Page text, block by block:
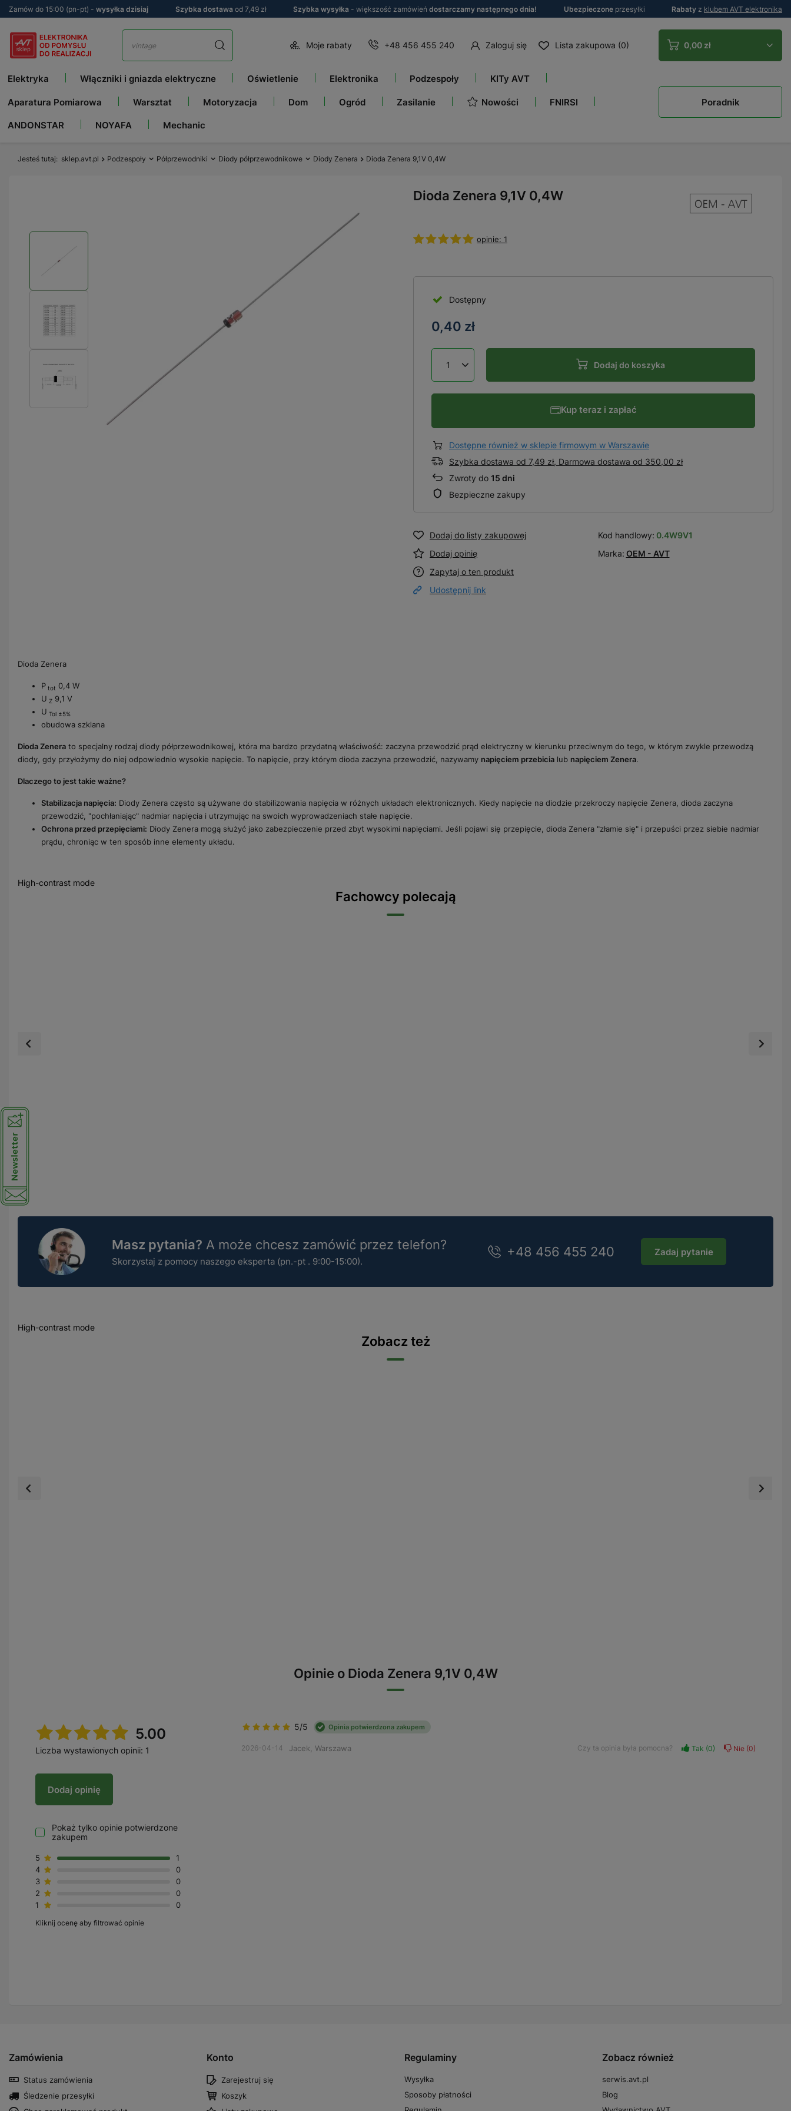
Zamów do 15:00 (pn-pt) - wysyłka dzisiaj Szybka dostawa od 7,49 zł Szybka wysyłka - większość zamówień dostarczamy następnego dnia! Ubezpieczone przesyłki Rabaty z klubem AVT elektronika
Moje rabaty +48 456 455 240 Zaloguj się Lista zakupowa (0) 0,00 zł
Elektryka Włączniki i gniazda elektryczne Oświetlenie Elektronika Podzespoły KITy AVT
Aparatura Pomiarowa Warsztat Motoryzacja Dom Ogród Zasilanie Nowości FNIRSI
ANDONSTAR NOYAFA Mechanic
Poradnik
Jesteś tutaj sklep.avt.pl Podzespoły Półprzewodniki Diody półprzewodnikowe Diody Zenera Dioda Zenera 9,1V 0,4W
Dioda Zenera 9,1V 0,4W
opinie: 1
Dostępny
0,40 zł
Dodaj do koszyka
Kup teraz i zapłać
Dostępne również w sklepie firmowym w Warszawie
Szybka dostawa od 7,49 zł, Darmowa dostawa od 350,00 zł
Zwroty do 15 dni
Bezpieczne zakupy
Dodaj do listy zakupowej
Dodaj opinię
Zapytaj o ten produkt
Udostępnij link
Kod handlowy: 0.4W9V1
Marka: OEM - AVT
Dioda Zenera
P tot 0,4 W
U Z 9,1 V
U Tol ±5%
obudowa szklana
Dioda Zenera to specjalny rodzaj diody półprzewodnikowej, która ma bardzo przydatną właściwość: zaczyna przewodzić prąd elektryczny w kierunku przeciwnym do tego, w którym zwykle przewodzą
diody, gdy przyłożymy do niej odpowiednio wysokie napięcie. To napięcie, przy którym dioda zaczyna przewodzić, nazywamy napięciem przebicia lub napięciem Zenera.
Dlaczego to jest takie ważne?
Stabilizacja napięcia: Diody Zenera często są używane do stabilizowania napięcia w różnych układach elektronicznych. Kiedy napięcie na diodzie przekroczy napięcie Zenera, dioda zaczyna
przewodzić, "pochłaniając" nadmiar napięcia i utrzymując na swoich wyprowadzeniach stałe napięcie.
Ochrona przed przepięciami: Diody Zenera mogą służyć jako zabezpieczenie przed zbyt wysokimi napięciami. Jeśli pojawi się przepięcie, dioda Zenera "złamie się" i przepuści przez siebie nadmiar
prądu, chroniąc w ten sposób inne elementy układu.
High-contrast mode
Fachowcy polecają
Masz pytania? A może chcesz zamówić przez telefon?
Skorzystaj z pomocy naszego eksperta (pn.-pt . 9:00-15:00).
+48 456 455 240 Zadaj pytanie
High-contrast mode
Zobacz też
Opinie o Dioda Zenera 9,1V 0,4W
5.00
Liczba wystawionych opinii: 1
Dodaj opinię
Pokaż tylko opinie potwierdzone
zakupem
5
1
4
0
3
0
2
0
1
0
Kliknij ocenę aby filtrować opinie
5/5 Opinia potwierdzona zakupem
2026-04-14 Jacek, Warszawa Czy ta opinia była pomocna? Tak 0 Nie 0
Zamówienia
Status zamówienia
Śledzenie przesyłki
Konto
Zarejestruj się
Koszyk
Regulaminy
Wysyłka
Sposoby płatności
Zobacz również
serwis.avt.pl
Blog